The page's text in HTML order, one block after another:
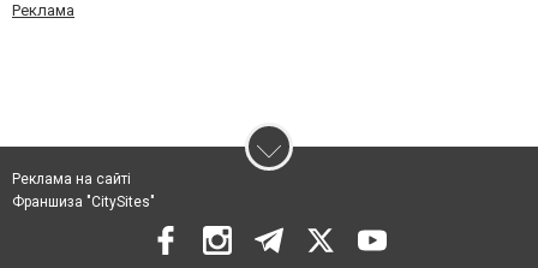
Реклама
Реклама на сайті
Франшиза "CitySites"